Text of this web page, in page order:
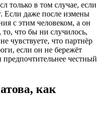
только в том случае, если
Если даже после измены
с этим человеком, а он
что бы ни случилось,
чувствуете, что партнёр
если он не бережёт
честный
как